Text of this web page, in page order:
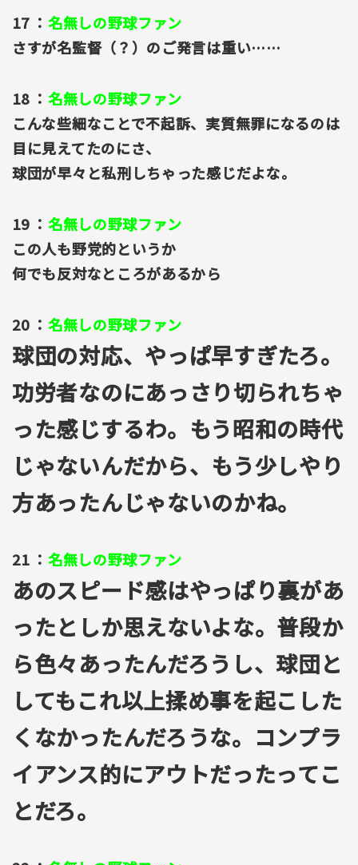
17 ： 名無しの野球ファン
さすが名監督（？）のご発言は重い……
18 ： 名無しの野球ファン
こんな些細なことで不起訴、実質無罪になるのは
目に見えてたのにさ、
球団が早々と私刑しちゃった感じだよな。
19 ： 名無しの野球ファン
この人も野党的というか
何でも反対なところがあるから
20 ： 名無しの野球ファン
球団の対応、やっぱ早すぎたろ。
功労者なのにあっさり切られちゃ
った感じするわ。もう昭和の時代
じゃないんだから、もう少しやり
方あったんじゃないのかね。
21 ： 名無しの野球ファン
あのスピード感はやっぱり裏があ
ったとしか思えないよな。普段か
ら色々あったんだろうし、球団と
してもこれ以上揉め事を起こした
くなかったんだろうな。コンプラ
イアンス的にアウトだったってこ
とだろ。